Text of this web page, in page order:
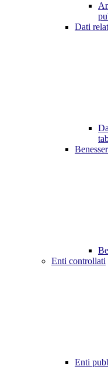
Dati
Enti controllati
Enti